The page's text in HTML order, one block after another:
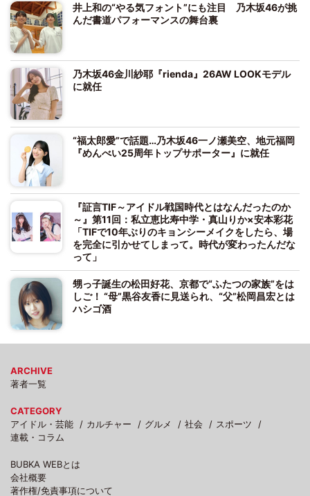
井上和の“やる気フォント”にも注目 乃木坂46が挑
んだ書道パフォーマンスの舞台裏
乃木坂46金川紗耶『rienda』26AW LOOKモデル
に就任
“福太郎愛”で話題…乃木坂46一ノ瀬美空、地元福岡
『めんべい25周年トップサポーター』に就任
『証言TIF～アイドル戦国時代とはなんだったのか
～』第11回：私立恵比寿中学・真山りか×安本彩花
「TIFで10年ぶりのキョンシーメイクをしたら、場
を完全に引かせてしまって。時代が変わったんだな
って」
甥っ子誕生の松田好花、京都で“ふたつの家族”をは
しご！ “母”黒谷友香に見送られ、“父”松岡昌宏とは
ハシゴ酒
ARCHIVE
著者一覧
CATEGORY
アイドル・芸能
カルチャー グルメ 社会
スポーツ
連載・コラム
BUBKA WEBとは
会社概要
著作権/免責事項について